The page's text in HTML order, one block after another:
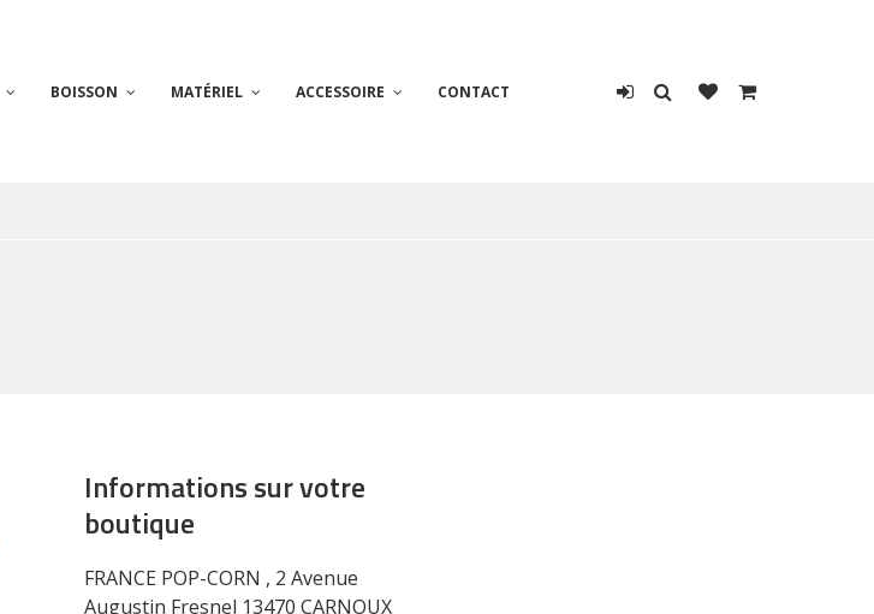
BOISSON MATÉRIEL ACCESSOIRE CONTACT
Informations sur votre
boutique
FRANCE POP-CORN , 2 Avenue
Augustin Fresnel 13470 CARNOUX